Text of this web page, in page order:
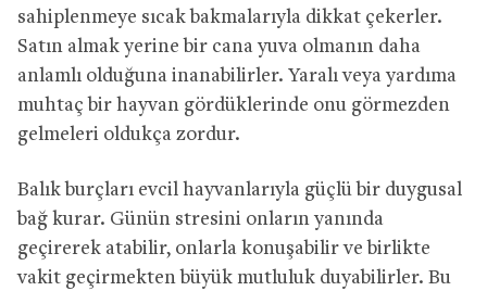
sahiplenmeye sıcak bakmalarıyla dikkat çekerler.
Satın almak yerine bir cana yuva olmanın daha
anlamlı olduğuna inanabilirler. Yaralı veya yardıma
muhtaç bir hayvan gördüklerinde onu görmezden
gelmeleri oldukça zordur.
Balık burçları evcil hayvanlarıyla güçlü bir duygusal
bağ kurar. Günün stresini onların yanında
geçirerek atabilir, onlarla konuşabilir ve birlikte
vakit geçirmekten büyük mutluluk duyabilirler. Bu